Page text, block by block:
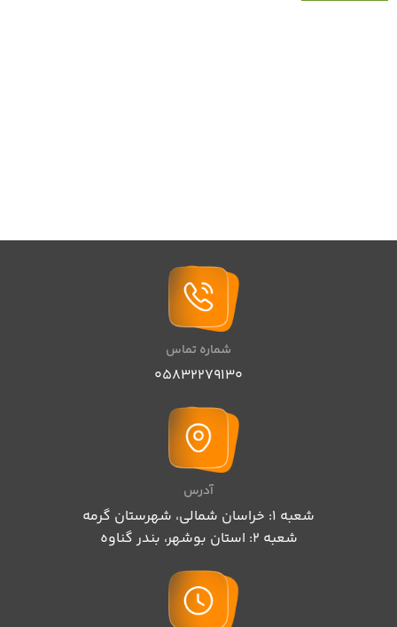
شماره تماس
05832279130
آدرس
شعبه 1: خراسان شمالی، شهرستان گرمه
شعبه 2: استان بوشهر، بندر گناوه